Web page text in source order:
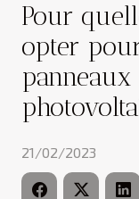
Pour
opter
panneaux
21/02/2023